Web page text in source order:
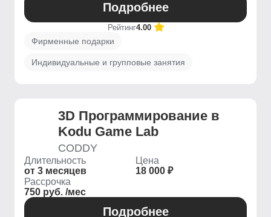
Подробнее
Рейтинг4.00
Фирменные подарки
Индивидуальные и групповые занятия
3D Программирование в
Kodu Game Lab
CODDY
Длительность
от 3 месяцев
Цена
18 000 ₽
Рассрочка
750 руб. /мес
Подробнее